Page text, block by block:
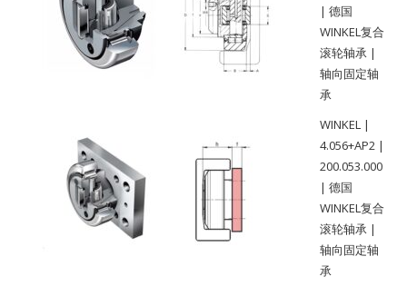
| 德国
WINKEL复合
滚轮轴承 |
轴向固定轴
承
WINKEL |
4.056+AP2 |
200.053.000
| 德国
WINKEL复合
滚轮轴承 |
轴向固定轴
承